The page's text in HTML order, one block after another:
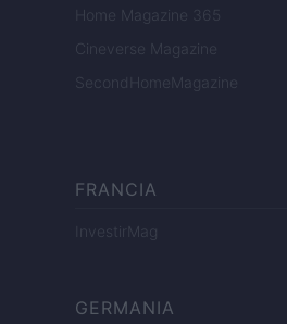
Home Magazine 365
Cineverse Magazine
SecondHomeMagazine
FRANCIA
InvestirMag
GERMANIA